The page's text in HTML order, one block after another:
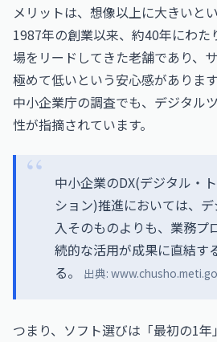
メリットは、想像以上に大きいと
1987年の創業以来、約40年にわた
場をリードしてきた老舗であり、
極めて低いという安心感があります
中小企業庁の調査でも、デジタル
性が指摘されています。
中小企業のDX(デジタル・
ション)推進においては、
入そのものよりも、業務プ
続的な活用が成果に直結す
る。
出典:
つまり、ソフト選びは「最初の1